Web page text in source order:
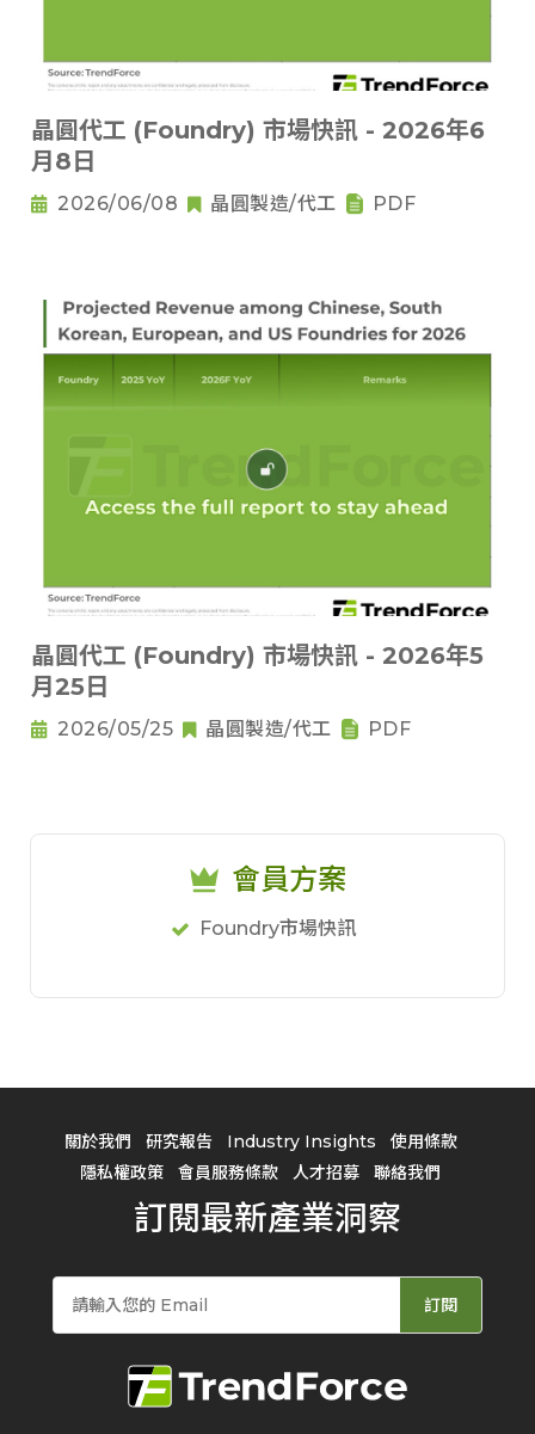
晶圓代工 (Foundry) 市場快訊 - 2026年6
月8日
2026/06/08 晶圓製造/代工 PDF
晶圓代工 (Foundry) 市場快訊 - 2026年5
月25日
2026/05/25 晶圓製造/代工 PDF
會員方案
Foundry市場快訊
關於我們 研究報告 Industry Insights
使用條款
隱私權政策
會員服務條款 人才招募 聯絡我們
訂閱最新產業洞察
訂閱